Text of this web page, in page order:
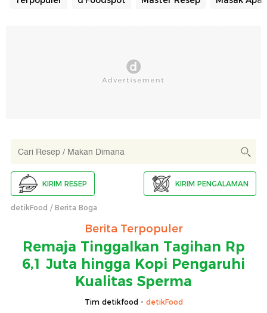
KIRIM RESEP KIRIM PENGALAMAN
detikFood Berita Boga
Berita Terpopuler
Remaja Tinggalkan Tagihan Rp
6,1 Juta hingga Kopi Pengaruhi
Kualitas Sperma
Tim detikfood - detikFood